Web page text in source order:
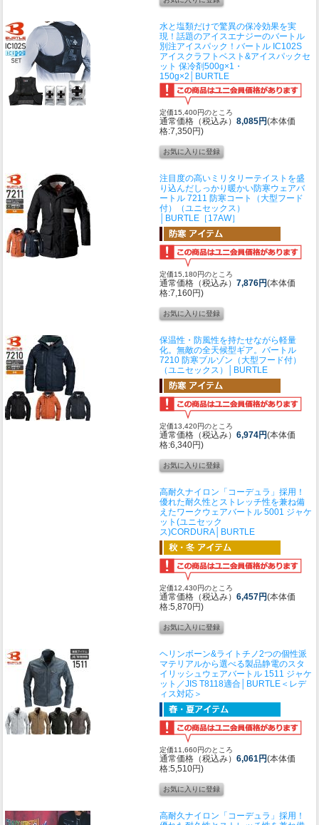
水と塩類だけで驚異の保冷効果を実
現！話題のアイスエナジーのバートル
別注アイスパック！ バートル IC102S
アイスクラフトベスト&アイスパックセ
ット 保冷剤500g×1・
150g×2│BURTLE
定価15,400円のところ
通常価格（税込み） 8,085円(本体価
格:7,350円)
注目度の高いミリタリーテイストを盛
り込んだしっかり暖かい防寒ウェアバ
ートル 7211 防寒コート（大型フード
付）（ユニセックス）
│BURTLE［17AW］
定価15,180円のところ
通常価格（税込み） 7,876円(本体価
格:7,160円)
保温性・防風性を持たせながら軽量
化。無敵の全天候型ギア。 バートル
7210 防寒ブルゾン（大型フード付）
（ユニセックス）│BURTLE
定価13,420円のところ
通常価格（税込み） 6,974円(本体価
格:6,340円)
高耐久ナイロン「コーデュラ」採用！
優れた耐久性とストレッチ性を兼ね備
えたワークウェアバートル 5001 ジャケ
ット(ユニセック
ス)CORDURA│BURTLE
定価12,430円のところ
通常価格（税込み） 6,457円(本体価
格:5,870円)
ヘリンボーン&ライトチノ2つの個性派
マテリアルから選べる製品静電のスタ
イリッシュウェアバートル 1511 ジャケ
ット／JIS T8118適合│BURTLE＜レデ
ィス対応＞
定価11,660円のところ
通常価格（税込み） 6,061円(本体価
格:5,510円)
高耐久ナイロン「コーデュラ」採用！